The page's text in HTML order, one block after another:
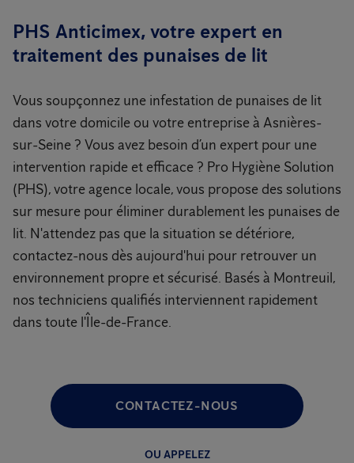
PHS Anticimex, votre expert en
traitement des punaises de lit
Vous soupçonnez une infestation de punaises de lit
dans votre domicile ou votre entreprise à Asnières-
sur-Seine ? Vous avez besoin d’un expert pour une
intervention rapide et efficace ? Pro Hygiène Solution
(PHS), votre agence locale, vous propose des solutions
sur mesure pour éliminer durablement les punaises de
lit. N'attendez pas que la situation se détériore,
contactez-nous dès aujourd'hui pour retrouver un
environnement propre et sécurisé. Basés à Montreuil,
nos techniciens qualifiés interviennent rapidement
dans toute l'Île-de-France.
CONTACTEZ-NOUS
OU APPELEZ